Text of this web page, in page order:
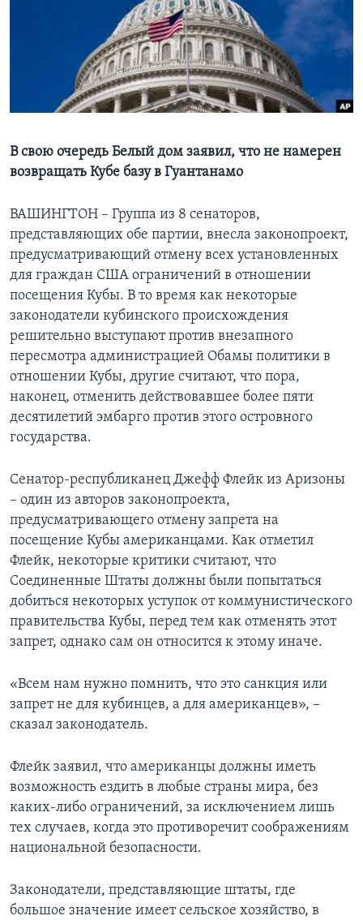
СОЦИАЛЬНЫЕ СЕТИ
Языки
В свою очередь Белый дом заявил, что не намерен
возвращать Кубе базу в Гуантанамо
ВАШИНГТОН – Группа из 8 сенаторов,
представляющих обе партии, внесла законопроект,
предусматривающий отмену всех установленных
для граждан США ограничений в отношении
посещения Кубы. В то время как некоторые
законодатели кубинского происхождения
решительно выступают против внезапного
пересмотра администрацией Обамы политики в
отношении Кубы, другие считают, что пора,
наконец, отменить действовавшее более пяти
десятилетий эмбарго против этого островного
государства.
Сенатор-республиканец Джефф Флейк из Аризоны
– один из авторов законопроекта,
предусматривающего отмену запрета на
посещение Кубы американцами. Как отметил
Флейк, некоторые критики считают, что
Соединенные Штаты должны были попытаться
добиться некоторых уступок от коммунистического
правительства Кубы, перед тем как отменять этот
запрет, однако сам он относится к этому иначе.
«Всем нам нужно помнить, что это санкция или
запрет не для кубинцев, а для американцев», –
сказал законодатель.
Флейк заявил, что американцы должны иметь
возможность ездить в любые страны мира, без
каких-либо ограничений, за исключением лишь
тех случаев, когда это противоречит соображениям
национальной безопасности.
Законодатели, представляющие штаты, где
большое значение имеет сельское хозяйство, в